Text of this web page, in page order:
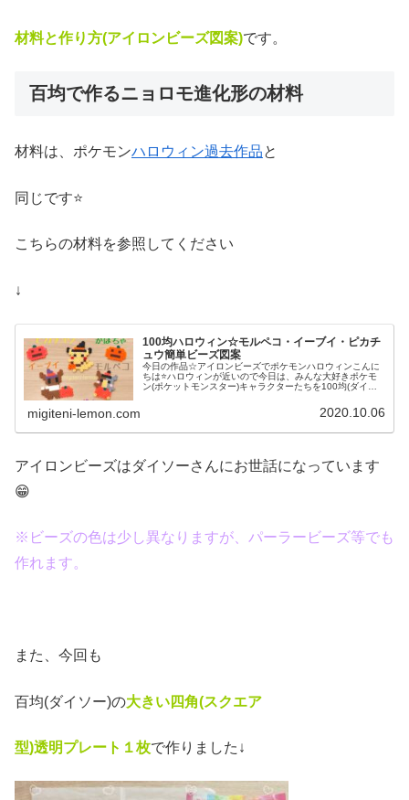
材料と作り方(アイロンビーズ図案)です。
百均で作るニョロモ進化形の材料
材料は、ポケモンハロウィン過去作品と
同じです⭐
こちらの材料を参照してください
↓
100均ハロウィン☆モルペコ・イーブイ・ピカチ
ュウ簡単ビーズ図案
今日の作品☆アイロンビーズでポケモンハロウィンこんに
ちは⭐ハロウィンが近いので今日は、みんな大好きポケモ
ン(ポケットモンスター)キャラクターたちを100均(ダイソ
migiteni-lemon.com 2020.10.06
アイロンビーズはダイソーさんにお世話になっています
😁
※ビーズの色は少し異なりますが、パーラービーズ等でも
作れます。
また、今回も
百均(ダイソー)の大きい四角(スクエア
型)透明プレート１枚で作りました↓